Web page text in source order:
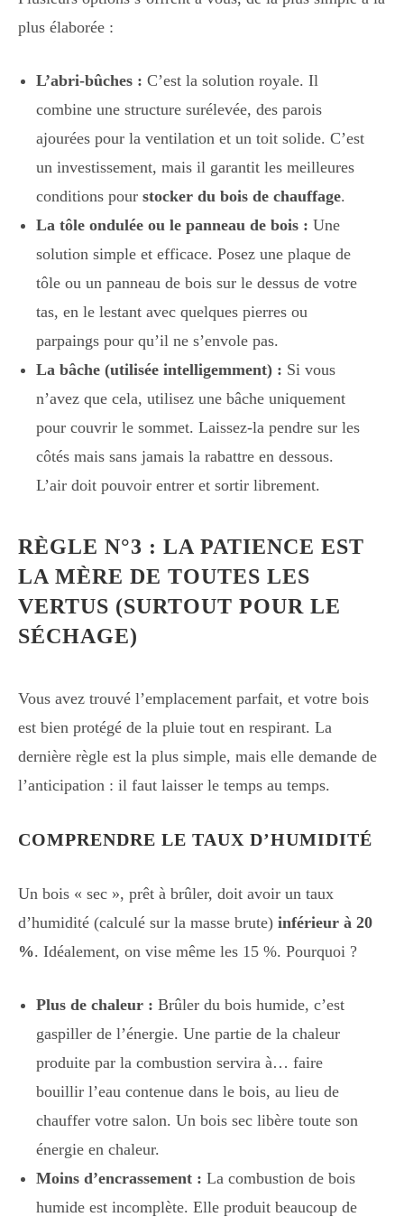
plus élaborée :
L’abri-bûches : C’est la solution royale. Il
combine une structure surélevée, des parois
ajourées pour la ventilation et un toit solide. C’est
un investissement, mais il garantit les meilleures
conditions pour stocker du bois de chauffage.
La tôle ondulée ou le panneau de bois : Une
solution simple et efficace. Posez une plaque de
tôle ou un panneau de bois sur le dessus de votre
tas, en le lestant avec quelques pierres ou
parpaings pour qu’il ne s’envole pas.
La bâche (utilisée intelligemment) : Si vous
n’avez que cela, utilisez une bâche uniquement
pour couvrir le sommet. Laissez-la pendre sur les
côtés mais sans jamais la rabattre en dessous.
L’air doit pouvoir entrer et sortir librement.
RÈGLE N°3 : LA PATIENCE EST
LA MÈRE DE TOUTES LES
VERTUS (SURTOUT POUR LE
SÉCHAGE)
Vous avez trouvé l’emplacement parfait, et votre bois
est bien protégé de la pluie tout en respirant. La
dernière règle est la plus simple, mais elle demande de
l’anticipation : il faut laisser le temps au temps.
COMPRENDRE LE TAUX D’HUMIDITÉ
Un bois « sec », prêt à brûler, doit avoir un taux
d’humidité (calculé sur la masse brute) inférieur à 20
%. Idéalement, on vise même les 15 %. Pourquoi ?
Plus de chaleur : Brûler du bois humide, c’est
gaspiller de l’énergie. Une partie de la chaleur
produite par la combustion servira à… faire
bouillir l’eau contenue dans le bois, au lieu de
chauffer votre salon. Un bois sec libère toute son
énergie en chaleur.
Moins d’encrassement : La combustion de bois
humide est incomplète. Elle produit beaucoup de